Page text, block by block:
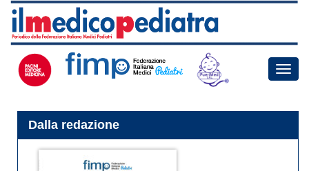
Toggle
Dalla redazione